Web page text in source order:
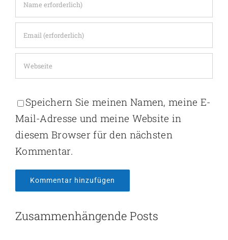
Speichern Sie meinen Namen, meine E-
Mail-Adresse und meine Website in
diesem Browser für den nächsten
Kommentar.
Zusammenhängende Posts